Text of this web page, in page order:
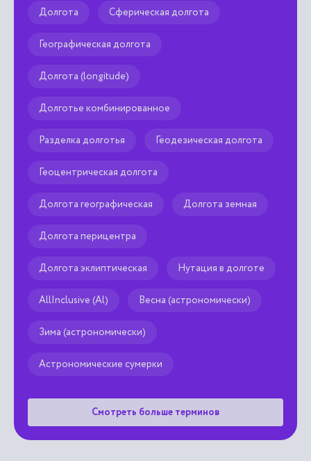
Долгота Сферическая долгота
Географическая долгота
Долгота (longitude)
Долготье комбинированное
Разделка долготья Геодезическая долгота
Геоцентрическая долгота
Долгота географическая Долгота земная
Долгота перицентра
Долгота эклиптическая Нутация в долготе
AllInclusive (Al) Весна (астрономически)
Зима (астрономически)
Астрономические сумерки
Смотреть больше терминов